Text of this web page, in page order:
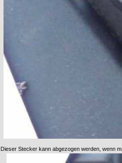
Dieser Stecker kann abgezogen werden, wenn